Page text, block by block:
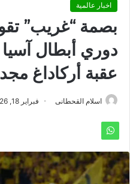
اخبار عالمية
بصمة “غريب”
عقبة أركاداغ
اسلام القحطانى فبراير 18, 2026